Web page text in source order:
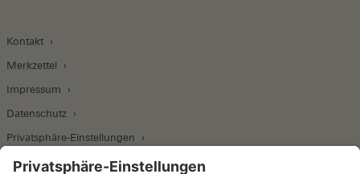
Kontakt
Merkzettel
Impressum
Datenschutz
Privatsphäre-Einstellungen